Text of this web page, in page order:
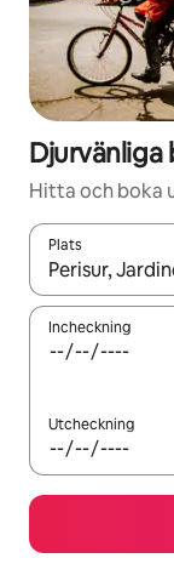
Djurvänliga
Hitta och boka
Plats
När resultaten
Incheckning
Utcheckning